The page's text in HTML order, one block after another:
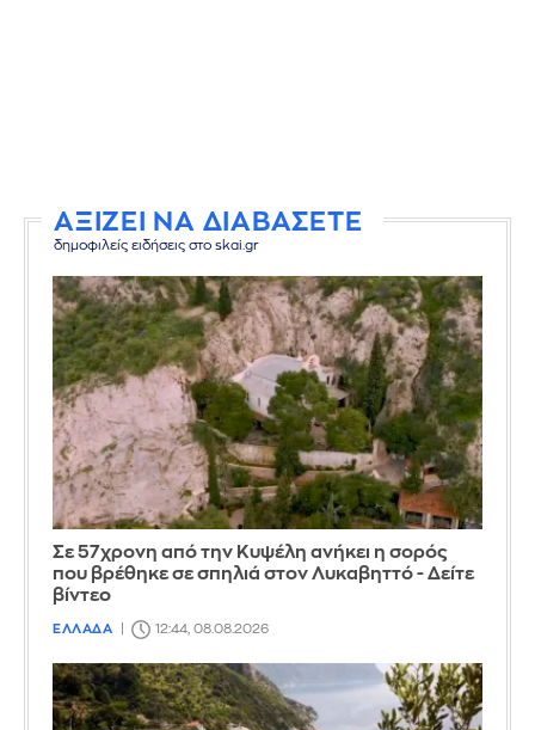
ΑΞΙΖΕΙ ΝΑ ΔΙΑΒΑΣΕΤΕ
δημοφιλείς ειδήσεις στο skai.gr
Σε 57χρονη από την Κυψέλη ανήκει η σορός
που βρέθηκε σε σπηλιά στον Λυκαβηττό - Δείτε
βίντεο
ΕΛΛΑΔΑ 12:44, 08.08.2026